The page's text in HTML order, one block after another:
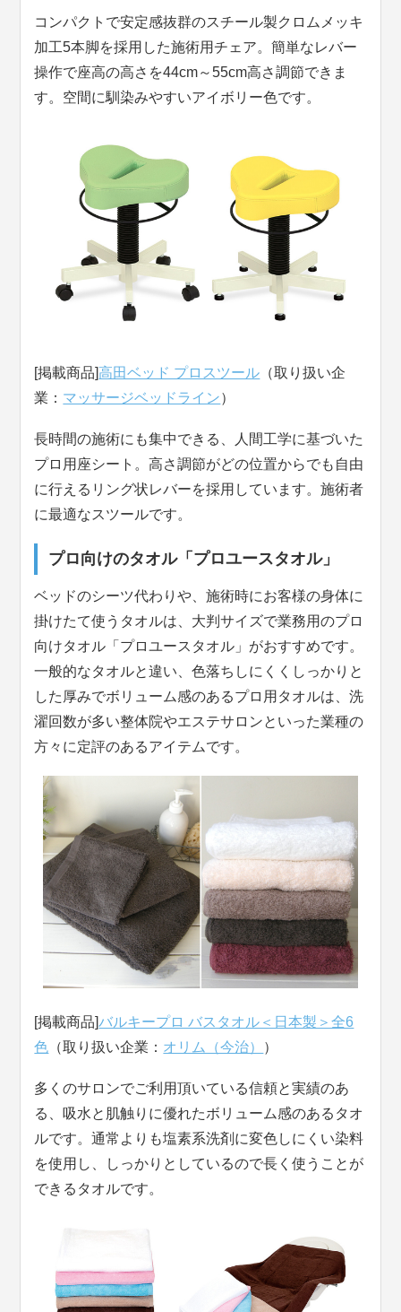
コンパクトで安定感抜群のスチール製クロムメッキ
加工5本脚を採用した施術用チェア。簡単なレバー
操作で座高の高さを44cm～55cm高さ調節できま
す。空間に馴染みやすいアイボリー色です。
[掲載商品]高田ベッド プロスツール （取り扱い企
業： マッサージベッドライン）
長時間の施術にも集中できる、人間工学に基づいた
プロ用座シート。高さ調節がどの位置からでも自由
に行えるリング状レバーを採用しています。施術者
に最適なスツールです。
プロ向けのタオル「プロユースタオル」
ベッドのシーツ代わりや、施術時にお客様の身体に
掛けたて使うタオルは、大判サイズで業務用のプロ
向けタオル「プロユースタオル」がおすすめです。
一般的なタオルと違い、色落ちしにくくしっかりと
した厚みでボリューム感のあるプロ用タオルは、洗
濯回数が多い整体院やエステサロンといった業種の
方々に定評のあるアイテムです。
[掲載商品]バルキープロ バスタオル＜日本製＞全6
色 （取り扱い企業： オリム（今治） ）
多くのサロンでご利用頂いている信頼と実績のあ
る、吸水と肌触りに優れたボリューム感のあるタオ
ルです。通常よりも塩素系洗剤に変色しにくい染料
を使用し、しっかりとしているので長く使うことが
できるタオルです。